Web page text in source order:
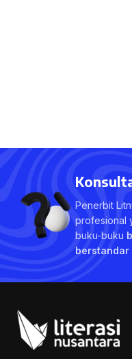
Penerbit
profesional
buku-buku
berstandar